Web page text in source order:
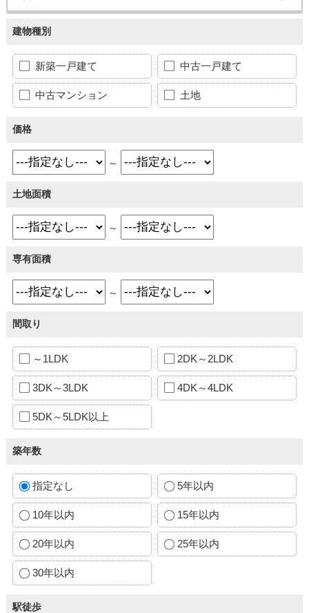
建物種別
新築一戸建て 中古一戸建て
中古マンション 土地
価格
～
土地面積
～
専有面積
～
間取り
～1LDK 2DK～2LDK
3DK～3LDK 4DK～4LDK
5DK～5LDK以上
築年数
指定なし 5年以内
10年以内 15年以内
20年以内 25年以内
30年以内
駅徒歩